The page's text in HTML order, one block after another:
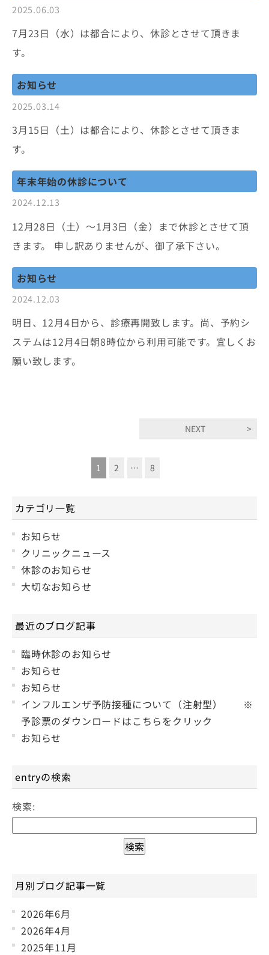
2025.06.03
7月23日（水）は都合により、休診とさせて頂きま
す。
お知らせ
2025.03.14
3月15日（土）は都合により、休診とさせて頂きま
す。
年末年始の休診について
2024.12.13
12月28日（土）〜1月3日（金）まで休診とさせて頂
きます。 申し訳ありませんが、御了承下さい。
お知らせ
2024.12.03
明日、12月4日から、診療再開致します。尚、予約シ
ステムは12月4日朝8時位から利用可能です。宜しくお
願い致します。
1 2 … 8
NEXT
カテゴリ一覧
お知らせ
クリニックニュース
休診のお知らせ
大切なお知らせ
最近のブログ記事
臨時休診のお知らせ
お知らせ
お知らせ
インフルエンザ予防接種について（注射型） ※
予診票のダウンロードはこちらをクリック
お知らせ
entryの検索
検索:
月別ブログ記事一覧
2026年6月
2026年4月
2025年11月